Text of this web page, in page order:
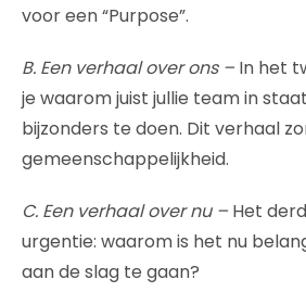
voor een “Purpose”.
B. Een verhaal over ons – In het
je waarom juist jullie team in
bijzonders te doen. Dit verhaal
gemeenschappelijkheid.
C. Een verhaal over nu – Het
urgentie: waarom is het nu
aan de slag te gaan?